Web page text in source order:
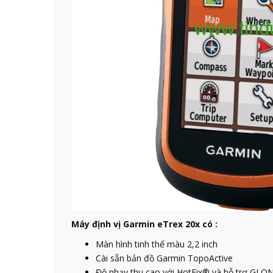
Máy định vị Garmin eTrex 20x có :
Màn hình tinh thể màu 2,2 inch
Cài sẵn bản đồ Garmin TopoActive